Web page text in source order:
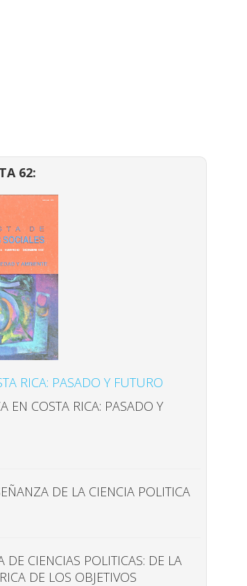
62:
RICA: PASADO Y FUTURO
EN COSTA RICA: PASADO Y
DE LA CIENCIA POLITICA
DE CIENCIAS POLITICAS: DE LA
DE LOS OBJETIVOS